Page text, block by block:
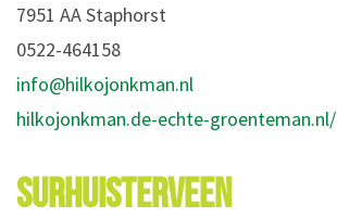
7951 AA Staphorst
0522-464158
info@hilkojonkman.nl
hilkojonkman.de-echte-groenteman.nl/
SURHUISTERVEEN